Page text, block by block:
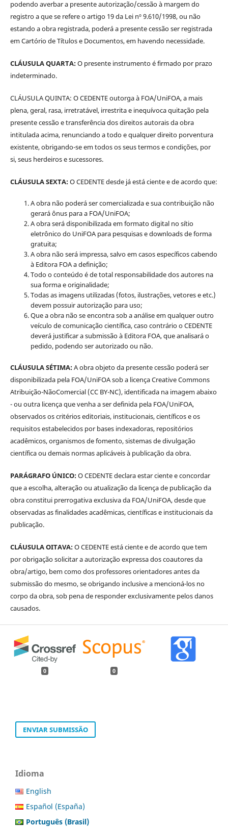
podendo averbar a presente autorização/cessão à margem do
registro a que se refere o artigo 19 da Lei nº 9.610/1998, ou não
estando a obra registrada, poderá a presente cessão ser registrada
em Cartório de Títulos e Documentos, em havendo necessidade.
CLÁUSULA QUARTA:O presente instrumento é firmado por prazo
indeterminado.
CLÁUSULA QUINTA: O CEDENTE outorga à FOA/UniFOA, a mais
plena, geral, rasa, irretratável, irrestrita e inequívoca quitação pela
presente cessão e transferência dos direitos autorais da obra
intitulada acima, renunciando a todo e qualquer direito porventura
existente, obrigando-se em todos os seus termos e condições, por
si, seus herdeiros e sucessores.
CLÁUSULA SEXTA:O CEDENTE desde já está ciente e de acordo que:
A obra não poderá ser comercializada e sua contribuição não
gerará ônus para a FOA/UniFOA;
A obra será disponibilizada em formato digital no sítio
eletrônico do UniFOA para pesquisas e downloads de forma
gratuita;
A obra não será impressa, salvo em casos específicos cabendo
à Editora FOA a definição;
Todo o conteúdo é de total responsabilidade dos autores na
sua forma e originalidade;
Todas as imagens utilizadas (fotos, ilustrações, vetores e etc.)
devem possuir autorização para uso;
Que a obra não se encontra sob a análise em qualquer outro
veículo de comunicação científica, caso contrário o CEDENTE
deverá justificar a submissão à Editora FOA, que analisará o
pedido, podendo ser autorizado ou não.
CLÁUSULA SÉTIMA:A obra objeto da presente cessão poderá ser
disponibilizada pela FOA/UniFOA sob a licença Creative Commons
Atribuição-NãoComercial (CC BY-NC), identificada na imagem abaixo
- ou outra licença que venha a ser definida pela FOA/UniFOA,
observados os critérios editoriais, institucionais, científicos e os
requisitos estabelecidos por bases indexadoras, repositórios
acadêmicos, organismos de fomento, sistemas de divulgação
científica ou demais normas aplicáveis à publicação da obra.
PARÁGRAFO ÚNICO:O CEDENTE declara estar ciente e concordar
que a escolha, alteração ou atualização da licença de publicação da
obra constitui prerrogativa exclusiva da FOA/UniFOA, desde que
observadas as finalidades acadêmicas, científicas e institucionais da
publicação.
CLÁUSULA OITAVA:O CEDENTE está ciente e de acordo que tem
por obrigação solicitar a autorização expressa dos coautores da
obra/artigo, bem como dos professores orientadores antes da
submissão do mesmo, se obrigando inclusive a mencioná-los no
corpo da obra, sob pena de responder exclusivamente pelos danos
causados.
0 0
ENVIAR SUBMISSÃO
Idioma
English
Español (España)
Português (Brasil)